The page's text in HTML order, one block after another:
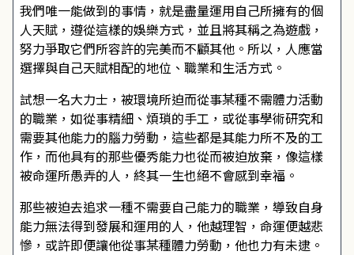
我們唯一能做到的事情，就是盡量運用自己所擁有的個
人天賦，遵從這樣的娛樂方式，並且將其稱之為遊戲，
努力爭取它們所容許的完美而不顧其他。所以，人應當
選擇與自己天賦相配的地位、職業和生活方式。
試想一名大力士，被環境所迫而從事某種不需體力活動
的職業，如從事精細、煩瑣的手工，或從事學術研究和
需要其他能力的腦力勞動，這些都是其能力所不及的工
作，而他具有的那些優秀能力也從而被迫放棄，像這樣
被命運所愚弄的人，終其一生也絕不會感到幸福。
那些被迫去追求一種不需要自己能力的職業，導致自身
能力無法得到發展和運用的人，他越理智，命運便越悲
慘，或許即便讓他從事某種體力勞動，他也力有未逮。